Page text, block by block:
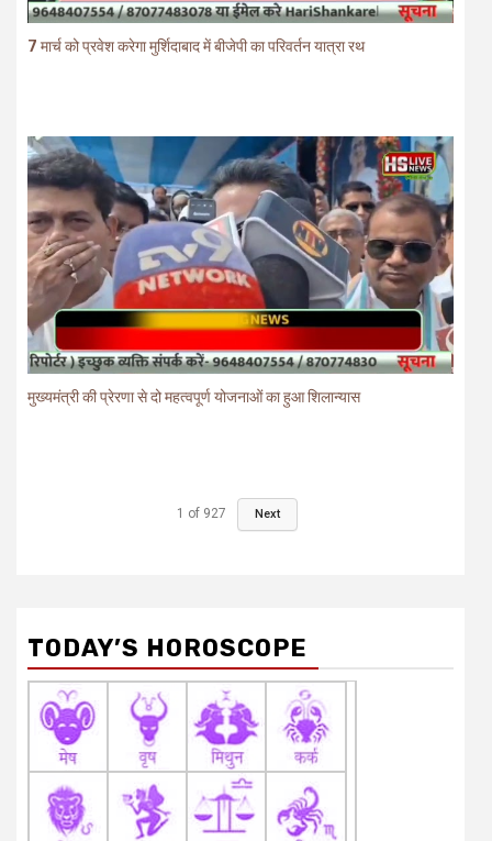
7 मार्च को प्रवेश करेगा मुर्शिदाबाद में बीजेपी का परिवर्तन यात्रा रथ
मुख्यमंत्री की प्रेरणा से दो महत्वपूर्ण योजनाओं का हुआ शिलान्यास
1 of 927 Next
TODAY’S HOROSCOPE